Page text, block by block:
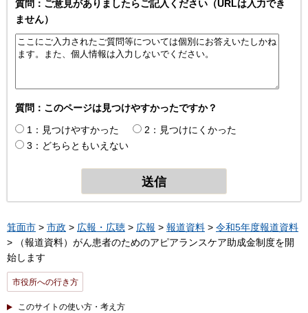
質問：ご意見がありましたらご記入ください（URLは入力でき
ません）
質問：このページは見つけやすかったですか？
1：見つけやすかった
2：見つけにくかった
3：どちらともいえない
箕面市 > 市政 > 広報・広聴 > 広報 > 報道資料 > 令和5年度報道資料
> （報道資料）がん患者のためのアピアランスケア助成金制度を開
始します
市役所への行き方
このサイトの使い方・考え方